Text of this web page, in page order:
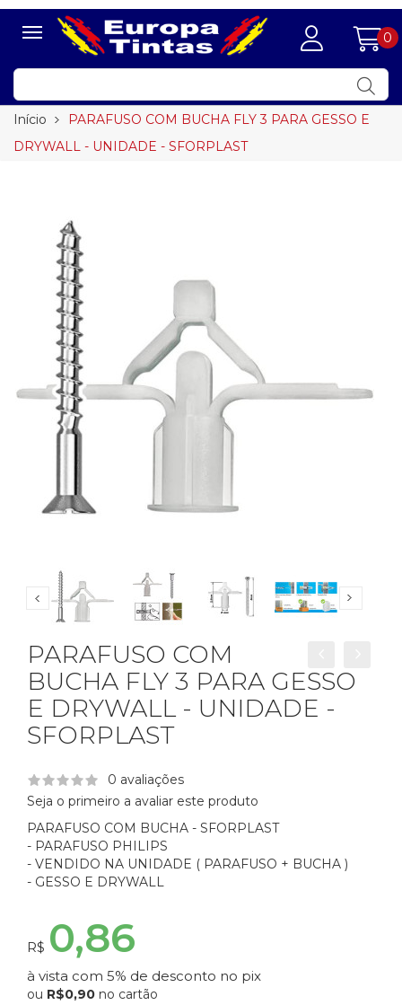
0
Início
PARAFUSO COM BUCHA FLY 3 PARA GESSO E
DRYWALL - UNIDADE - SFORPLAST
PARAFUSO COM
BUCHA FLY 3 PARA GESSO
E DRYWALL - UNIDADE -
SFORPLAST
0 avaliações
Seja o primeiro a avaliar este produto
PARAFUSO COM BUCHA - SFORPLAST
- PARAFUSO PHILIPS
- VENDIDO NA UNIDADE ( PARAFUSO + BUCHA )
- GESSO E DRYWALL
R$ 0,86
à vista com 5% de desconto no pix
ou R$0,90 no cartão